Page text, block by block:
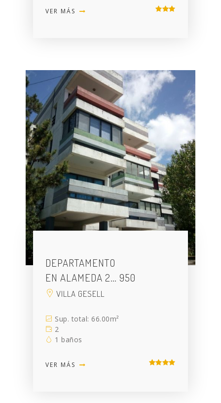
VER MÁS
DEPARTAMENTO
EN ALAMEDA 2… 950
VILLA GESELL
Sup. total: 66.00m²
2
1 baños
VER MÁS